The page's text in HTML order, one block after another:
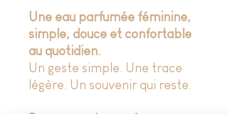
Une eau parfumée féminine,
simple, douce et confortable
au quotidien.
Un geste simple. Une trace
légère. Un souvenir qui reste.